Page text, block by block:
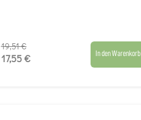
19,51 €
17,55 € In den Warenkorb